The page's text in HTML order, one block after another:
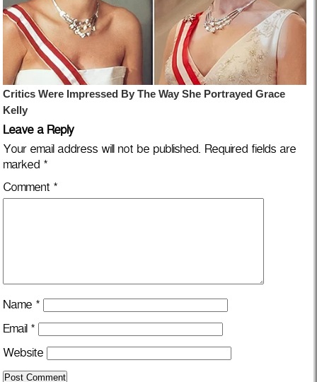
Leave a Reply
Your email address will not be published. Required fields are
marked *
Comment *
Name *
Email *
Website